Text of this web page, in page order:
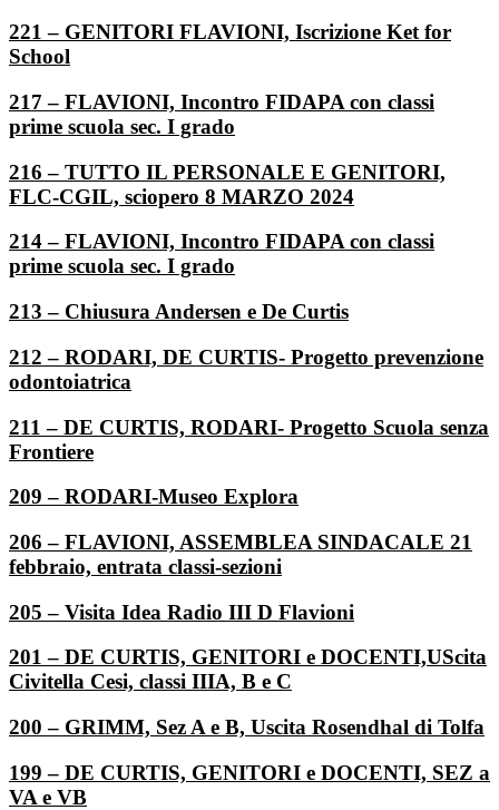
221 – GENITORI FLAVIONI, Iscrizione Ket for
School
217 – FLAVIONI, Incontro FIDAPA con classi
prime scuola sec. I grado
216 – TUTTO IL PERSONALE E GENITORI,
FLC-CGIL, sciopero 8 MARZO 2024
214 – FLAVIONI, Incontro FIDAPA con classi
prime scuola sec. I grado
213 – Chiusura Andersen e De Curtis
212 – RODARI, DE CURTIS- Progetto prevenzione
odontoiatrica
211 – DE CURTIS, RODARI- Progetto Scuola senza
Frontiere
209 – RODARI-Museo Explora
206 – FLAVIONI, ASSEMBLEA SINDACALE 21
febbraio, entrata classi-sezioni
205 – Visita Idea Radio III D Flavioni
201 – DE CURTIS, GENITORI e DOCENTI,UScita
Civitella Cesi, classi IIIA, B e C
200 – GRIMM, Sez A e B, Uscita Rosendhal di Tolfa
199 – DE CURTIS, GENITORI e DOCENTI, SEZ a
VA e VB